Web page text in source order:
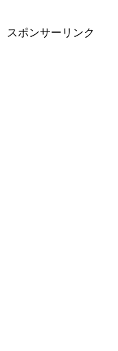
スポンサーリンク